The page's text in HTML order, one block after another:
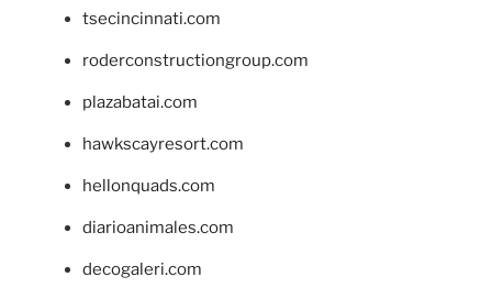
tsecincinnati.com
roderconstructiongroup.com
plazabatai.com
hawkscayresort.com
hellonquads.com
diarioanimales.com
decogaleri.com